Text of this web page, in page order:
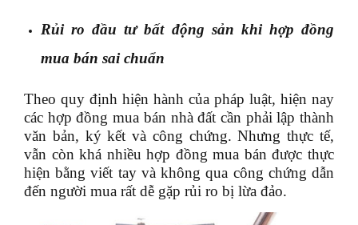
Rủi ro đầu tư bất động sản khi hợp đồng
mua bán sai chuẩn
Theo quy định hiện hành của pháp luật, hiện nay
các hợp đồng mua bán nhà đất cần phải lập thành
văn bản, ký kết và công chứng. Nhưng thực tế,
vẫn còn khá nhiều hợp đồng mua bán được thực
hiện bằng viết tay và không qua công chứng dẫn
đến người mua rất dễ gặp rủi ro bị lừa đảo.